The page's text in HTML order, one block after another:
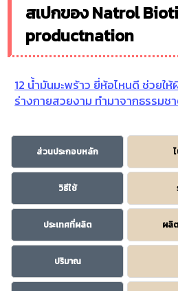
สเปกของ Natrol
productnation
12 น้ำมันมะพร้าว ยี่ห้อไหนดี ช่วย
ร่างกายสวยงาม ทำมาจากธรรมช
ส่วนประกอบหลัก
วิธีใช้
ประเทศที่ผลิต ผลิ
ปริมาณ